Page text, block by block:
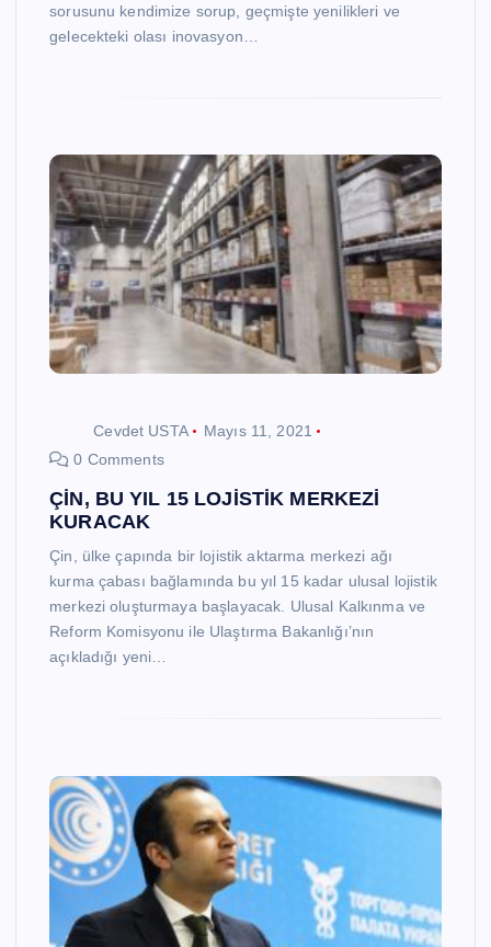
sorusunu kendimize sorup, geçmişte yenilikleri ve
gelecekteki olası inovasyon…
Cevdet USTA
Mayıs 11, 2021
0 Comments
ÇİN, BU YIL 15 LOJİSTİK MERKEZİ
KURACAK
Çin, ülke çapında bir lojistik aktarma merkezi ağı
kurma çabası bağlamında bu yıl 15 kadar ulusal lojistik
merkezi oluşturmaya başlayacak. Ulusal Kalkınma ve
Reform Komisyonu ile Ulaştırma Bakanlığı’nın
açıkladığı yeni…